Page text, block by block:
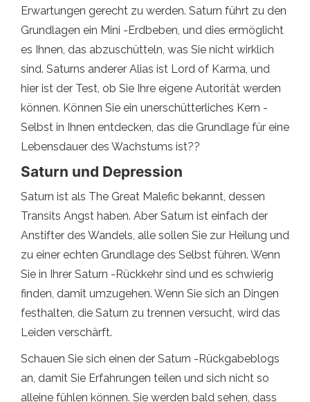
Erwartungen gerecht zu werden. Saturn führt zu den
Grundlagen ein Mini -Erdbeben, und dies ermöglicht
es Ihnen, das abzuschütteln, was Sie nicht wirklich
sind. Saturns anderer Alias ​​ist Lord of Karma, und
hier ist der Test, ob Sie Ihre eigene Autorität werden
können. Können Sie ein unerschütterliches Kern -
Selbst in Ihnen entdecken, das die Grundlage für eine
Lebensdauer des Wachstums ist??
Saturn und Depression
Saturn ist als The Great Malefic bekannt, dessen
Transits Angst haben. Aber Saturn ist einfach der
Anstifter des Wandels, alle sollen Sie zur Heilung und
zu einer echten Grundlage des Selbst führen. Wenn
Sie in Ihrer Saturn -Rückkehr sind und es schwierig
finden, damit umzugehen. Wenn Sie sich an Dingen
festhalten, die Saturn zu trennen versucht, wird das
Leiden verschärft.
Schauen Sie sich einen der Saturn -Rückgabeblogs
an, damit Sie Erfahrungen teilen und sich nicht so
alleine fühlen können. Sie werden bald sehen, dass